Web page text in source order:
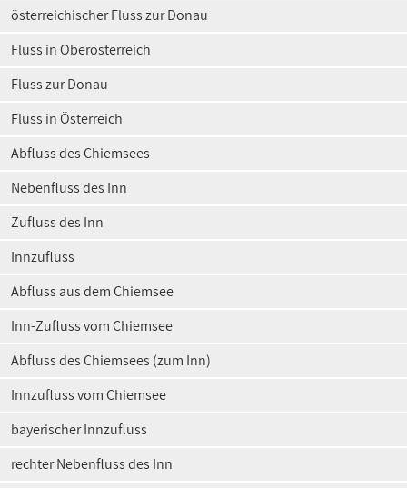
österreichischer Fluss zur Donau
Fluss in Oberösterreich
Fluss zur Donau
Fluss in Österreich
Abfluss des Chiemsees
Nebenfluss des Inn
Zufluss des Inn
Innzufluss
Abfluss aus dem Chiemsee
Inn-Zufluss vom Chiemsee
Abfluss des Chiemsees (zum Inn)
Innzufluss vom Chiemsee
bayerischer Innzufluss
rechter Nebenfluss des Inn